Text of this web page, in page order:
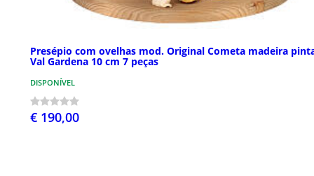
Presépio com ovelhas mod. Original Cometa madeira
Val Gardena 10 cm 7 peças
DISPONÍVEL
€ 190,00